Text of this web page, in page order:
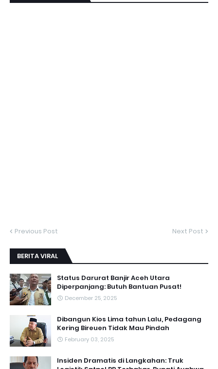
Previous Post Next Post
BERITA VIRAL
Status Darurat Banjir Aceh Utara
Diperpanjang: Butuh Bantuan Pusat!
December 25, 2025
Dibangun Kios Lima tahun Lalu, Pedagang
Kering Bireuen Tidak Mau Pindah
February 03, 2025
Insiden Dramatis di Langkahan: Truk